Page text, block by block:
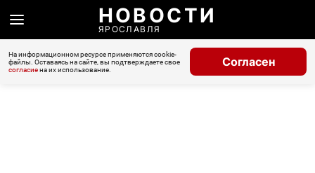
НОВОСТИ
ЯРОСЛАВЛЯ
На информационном ресурсе применяются cookie-
файлы. Оставаясь на сайте, вы подтверждаете свое
согласиена их использование.
Согласен